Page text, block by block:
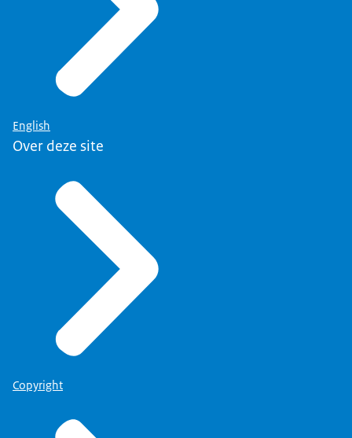
English
Over deze site
Copyright